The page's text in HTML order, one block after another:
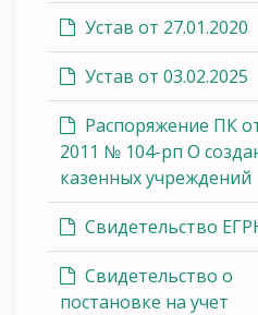
Устав от 27.01.2020
Устав от 03.02.2025
Распоряжение ПК
2011 № 104-рп О
казенных учреждений
Свидетельство
Свидетельство о
постановке на учет